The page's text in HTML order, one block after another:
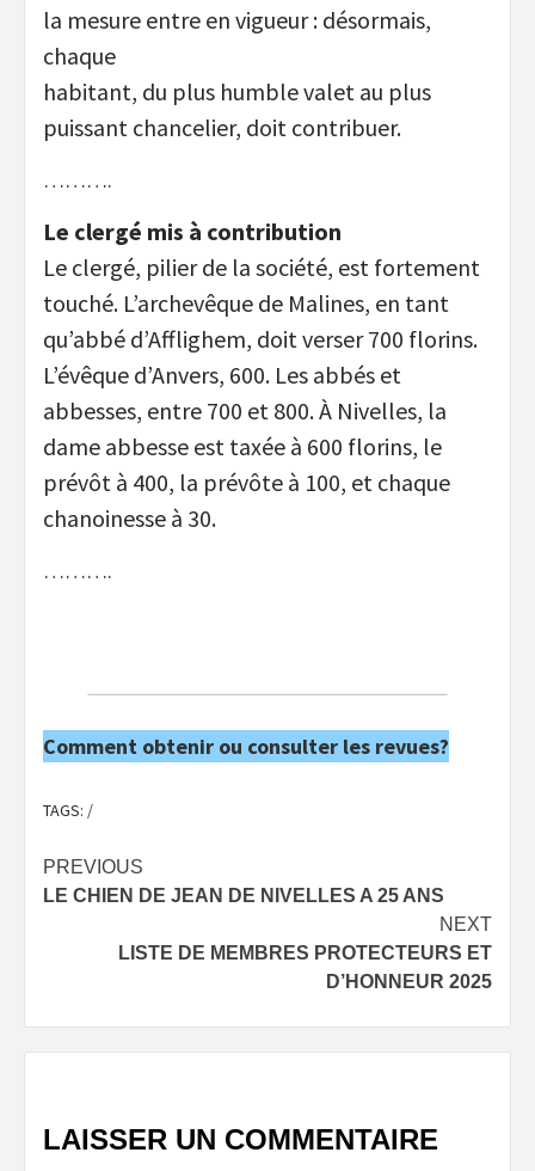
la mesure entre en vigueur : désormais,
chaque
habitant, du plus humble valet au plus
puissant chancelier, doit contribuer.
……….
Le clergé mis à contribution
Le clergé, pilier de la société, est fortement
touché. L’archevêque de Malines, en tant
qu’abbé d’Afflighem, doit verser 700 florins.
L’évêque d’Anvers, 600. Les abbés et
abbesses, entre 700 et 800. À Nivelles, la
dame abbesse est taxée à 600 florins, le
prévôt à 400, la prévôte à 100, et chaque
chanoinesse à 30.
……….
Comment obtenir ou consulter les revues?
TAGS: /
Post
navigation
PREVIOUS
LE CHIEN DE JEAN DE NIVELLES A 25 ANS
NEXT
LISTE DE MEMBRES PROTECTEURS ET
D’HONNEUR 2025
LAISSER UN COMMENTAIRE